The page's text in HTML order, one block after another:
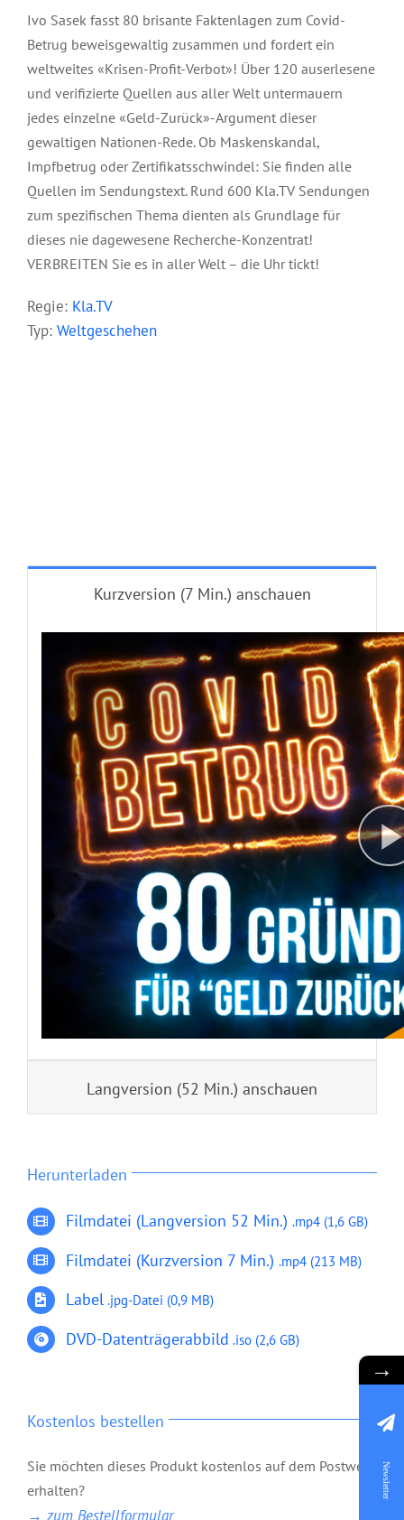
Ivo Sasek fasst 80 brisante Faktenlagen zum Covid-
Betrug beweisgewaltig zusammen und fordert ein
weltweites «Krisen-Profit-Verbot»! Über 120 auserlesene
und verifizierte Quellen aus aller Welt untermauern
jedes einzelne «Geld-Zurück»-Argument dieser
gewaltigen Nationen-Rede. Ob Maskenskandal,
Impfbetrug oder Zertifikatsschwindel: Sie finden alle
Quellen im Sendungstext. Rund 600 Kla.TV Sendungen
zum spezifischen Thema dienten als Grundlage für
dieses nie dagewesene Recherche-Konzentrat!
VERBREITEN Sie es in aller Welt – die Uhr tickt!
Regie: Kla.TV
Typ: Weltgeschehen
Kurzversion (7 Min.) anschauen
Langversion (52 Min.) anschauen
Herunterladen
Filmdatei (Langversion 52 Min.).mp4 (1,6 GB)
Filmdatei (Kurzversion 7 Min.).mp4 (213 MB)
Label .jpg-Datei (0,9 MB)
DVD-Datenträgerabbild .iso (2,6 GB)
Kostenlos bestellen
Sie möchten dieses Produkt kostenlos auf dem Postweg
erhalten?
→ zum BestellformularDas Geheimnis Gottes
→
Newsletter